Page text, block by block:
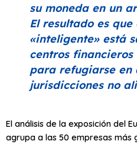
su moneda en un
El resultado es
«inteligente» está
centros
para refugiarse en
jurisdicciones no
El análisis de la exposición del
agrupa a las 50 empresas más